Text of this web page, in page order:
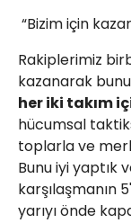
“Bizim için
Rakiplerimiz
kazanarak
her iki takım
hücumsal
toplarla ve
Bunu iyi yaptık
karşılaşmanın
yarıyı önde